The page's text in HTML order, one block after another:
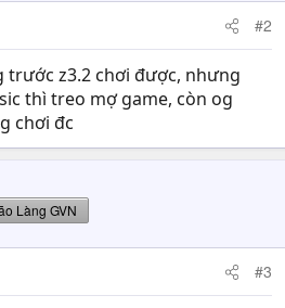
#2
trước z3.2 chơi được, nhưng
thì treo mợ game, còn og
chơi đc
Làng GVN
#3